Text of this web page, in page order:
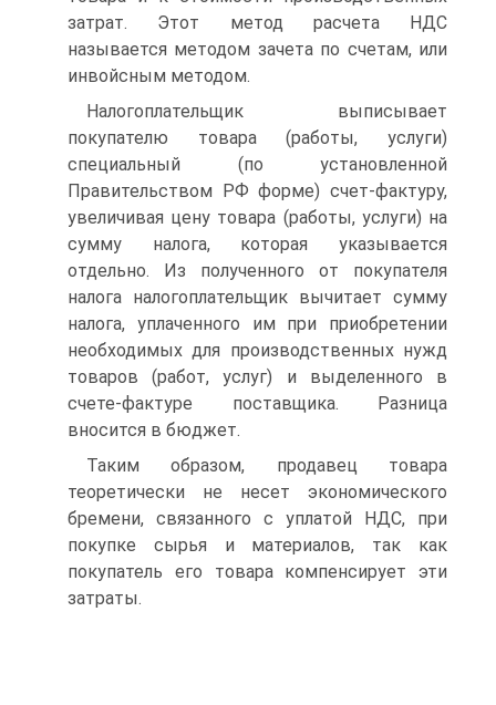
затрат. Этот метод расчета НДС
называется методом зачета по счетам, или
инвойсным методом.
Налогоплательщик выписывает
покупателю товара (работы, услуги)
специальный (по установленной
Правительством РФ форме) счет-фактуру,
увеличивая цену товара (работы, услуги) на
сумму налога, которая указывается
отдельно. Из полученного от покупателя
налога налогоплательщик вычитает сумму
налога, уплаченного им при приобретении
необходимых для производственных нужд
товаров (работ, услуг) и выделенного в
счете-фактуре поставщика. Разница
вносится в бюджет.
Таким образом, продавец товара
теоретически не несет экономического
бремени, связанного с уплатой НДС, при
покупке сырья и материалов, так как
покупатель его товара компенсирует эти
затраты.